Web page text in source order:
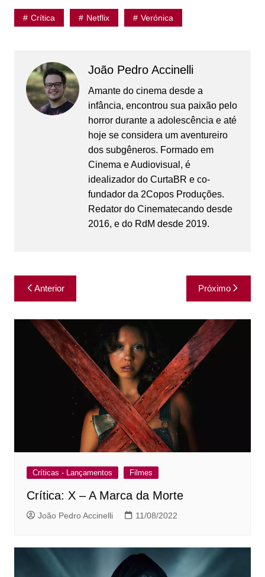
c
e
b
i
t
t
a
e
Crítica Netflix Verónica
João Pedro Accinelli
Amante do cinema desde a
infância, encontrou sua paixão pelo
horror durante a adolescência e até
hoje se considera um aventureiro
dos subgêneros. Formado em
Cinema e Audiovisual, é
idealizador do CurtaBR e co-
fundador da 2Copos Produções.
Redator do Cinematecando desde
2016, e do RdM desde 2019.
Navegação
de
Post
Anterior Próximo
Críticas - Lançamentos Filmes
Crítica: X – A Marca da Morte
João Pedro Accinelli 11/08/2022